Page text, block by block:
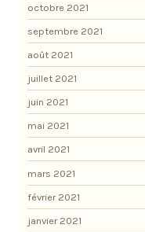
octobre 2021
septembre 2021
août 2021
juillet 2021
juin 2021
mai 2021
avril 2021
mars 2021
février 2021
janvier 2021